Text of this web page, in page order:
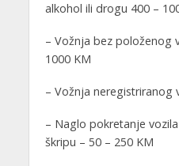
alkohol ili drogu 400 –
– Vožnja bez položenog
1000 KM
– Vožnja neregistriranog
– Naglo pokretanje
škripu – 50 – 250 KM